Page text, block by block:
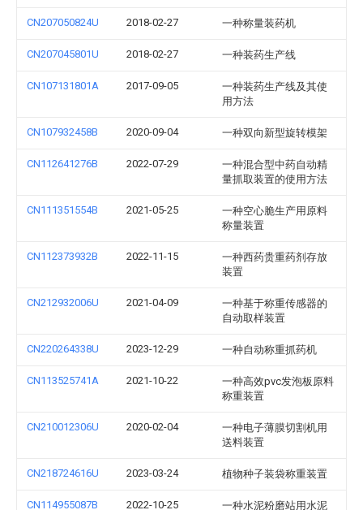
CN207050824U 2018-02-27 一种称量装药机
CN207045801U 2018-02-27 一种装药生产线
CN107131801A 2017-09-05
一种装药生产线及其使
用方法
CN107932458B 2020-09-04 一种双向新型旋转模架
CN112641276B 2022-07-29
一种混合型中药自动精
量抓取装置的使用方法
CN111351554B 2021-05-25
一种空心脆生产用原料
称量装置
CN112373932B 2022-11-15
一种西药贵重药剂存放
装置
CN212932006U 2021-04-09
一种基于称重传感器的
自动取样装置
CN220264338U 2023-12-29 一种自动称重抓药机
CN113525741A 2021-10-22
一种高效pvc发泡板原料
称重装置
CN210012306U 2020-02-04
一种电子薄膜切割机用
送料装置
CN218724616U 2023-03-24 植物种子装袋称重装置
CN114955087B 2022-10-25
一种水泥粉磨站用水泥